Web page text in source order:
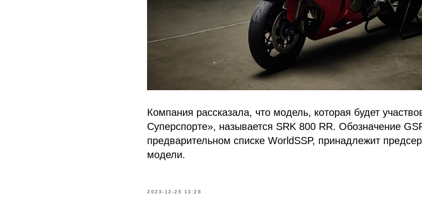
Компания рассказала, что модель, которая будет
Суперспорте», называется SRK 800 RR. Обозначение
предварительном списке WorldSSP, принадлежит
модели.
2023-12-25 13:28